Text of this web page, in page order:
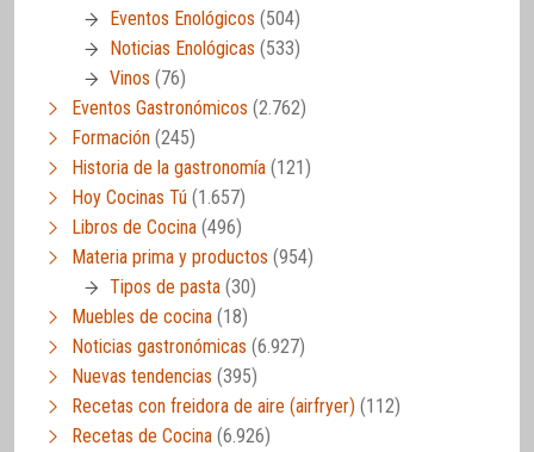
Eventos Enológicos (504)
Noticias Enológicas (533)
Vinos (76)
Eventos Gastronómicos (2.762)
Formación (245)
Historia de la gastronomía (121)
Hoy Cocinas Tú (1.657)
Libros de Cocina (496)
Materia prima y productos (954)
Tipos de pasta (30)
Muebles de cocina (18)
Noticias gastronómicas (6.927)
Nuevas tendencias (395)
Recetas con freidora de aire (airfryer) (112)
Recetas de Cocina (6.926)